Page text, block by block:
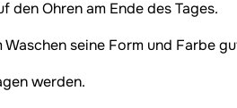
den Ohren am Ende des Tages.
seine Form und Farbe
werden.